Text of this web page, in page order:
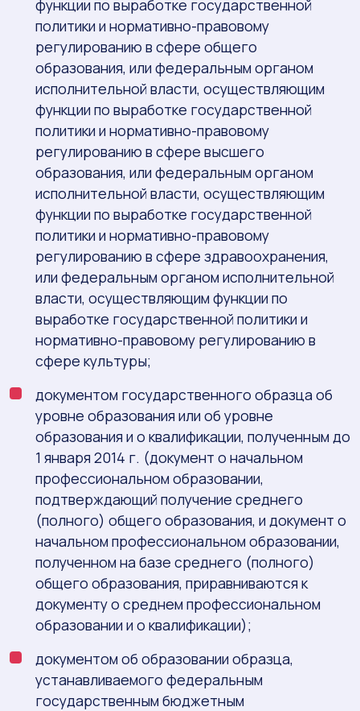
функции по выработке государственной
политики и нормативно-правовому
регулированию в сфере общего
образования, или федеральным органом
исполнительной власти, осуществляющим
функции по выработке государственной
политики и нормативно-правовому
регулированию в сфере высшего
образования, или федеральным органом
исполнительной власти, осуществляющим
функции по выработке государственной
политики и нормативно-правовому
регулированию в сфере здравоохранения,
или федеральным органом исполнительной
власти, осуществляющим функции по
выработке государственной политики и
нормативно-правовому регулированию в
сфере культуры;
документом государственного образца об
уровне образования или об уровне
образования и о квалификации, полученным до
1 января 2014 г. (документ о начальном
профессиональном образовании,
подтверждающий получение среднего
(полного) общего образования, и документ о
начальном профессиональном образовании,
полученном на базе среднего (полного)
общего образования, приравниваются к
документу о среднем профессиональном
образовании и о квалификации);
документом об образовании образца,
устанавливаемого федеральным
государственным бюджетным